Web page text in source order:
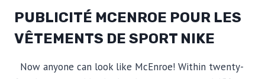
PUBLICITÉ MCENROE POUR LES
VÊTEMENTS DE SPORT NIKE
Now anyone can look like McEnroe! Within twenty-